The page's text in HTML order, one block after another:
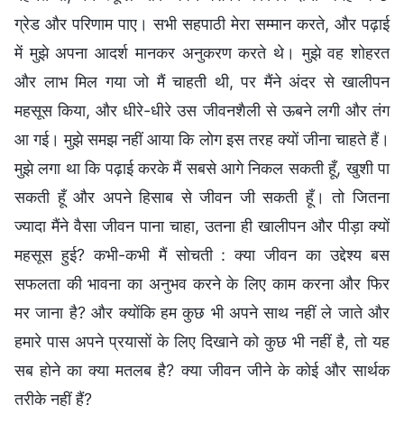
ग्रेड और परिणाम पाए। सभी सहपाठी मेरा सम्मान करते, और पढ़ाई
में मुझे अपना आदर्श मानकर अनुकरण करते थे। मुझे वह शोहरत
और लाभ मिल गया जो मैं चाहती थी, पर मैंने अंदर से खालीपन
महसूस किया, और धीरे-धीरे उस जीवनशैली से ऊबने लगी और तंग
आ गई। मुझे समझ नहीं आया कि लोग इस तरह क्यों जीना चाहते हैं।
मुझे लगा था कि पढ़ाई करके मैं सबसे आगे निकल सकती हूँ, खुशी पा
सकती हूँ और अपने हिसाब से जीवन जी सकती हूँ। तो जितना
ज्यादा मैंने वैसा जीवन पाना चाहा, उतना ही खालीपन और पीड़ा क्यों
महसूस हुई? कभी-कभी मैं सोचती : क्या जीवन का उद्देश्य बस
सफलता की भावना का अनुभव करने के लिए काम करना और फिर
मर जाना है? और क्योंकि हम कुछ भी अपने साथ नहीं ले जाते और
हमारे पास अपने प्रयासों के लिए दिखाने को कुछ भी नहीं है, तो यह
सब होने का क्या मतलब है? क्या जीवन जीने के कोई और सार्थक
तरीके नहीं हैं?